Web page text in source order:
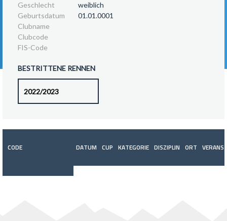
Geschlecht
weiblich
Geburtsdatum
01.01.0001
Clubname
Clubcode
FIS-Code
BESTRITTENE RENNEN
CODE DATUM CUP KATEGORIE DISZIPLIN ORT